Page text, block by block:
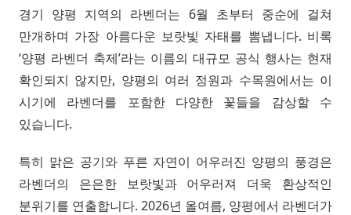
경기 양평 지역의 라벤더는 6월 초부터 중순에 걸쳐
만개하며 가장 아름다운 보랏빛 자태를 뽐냅니다. 비록
‘양평 라벤더 축제’라는 이름의 대규모 공식 행사는 현재
확인되지 않지만, 양평의 여러 정원과 수목원에서는 이
시기에 라벤더를 포함한 다양한 꽃들을 감상할 수
있습니다.
특히 맑은 공기와 푸른 자연이 어우러진 양평의 풍경은
라벤더의 은은한 보랏빛과 어우러져 더욱 환상적인
분위기를 연출합니다. 2026년 올여름, 양평에서 라벤더가